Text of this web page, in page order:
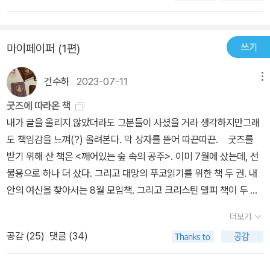
마이페이퍼 (1편) 쓰기
건수하 2023-07-11
굿즈에 따라온 책
내가 글을 올리지 않았더라도 그분들이 사셨을 거라 생각하지만그래
도 책임감을 느껴(?) 올려본다. 막 상자를 뜯어 따끈따끈. 굿즈를
받기 위해 산 책은 <깨어있는 숲 속의 공주>. 이미 7월에 샀는데, 선
물용으로 하나 더 샀다. 그리고 대망의 푸코읽기를 위한 책 두 권. 내
안의 여신을 찾아서는 8월 모임책. 그리고 크리스틴 델피 책이 두 권
게 몰래 쓸 거다. 얼음틀 사용 사진은 차차 찍을 예정이고... 문진과 얼
음틀 상세샷이 궁금한 분들을 위해 두 장 더 찍었다.문진에 들어있는
문구도 좋고. 얼음틀 기대되는데.... 그런데 집사3이 감기에 걸리고 나
더보기
공감 (25) 댓글 (34)